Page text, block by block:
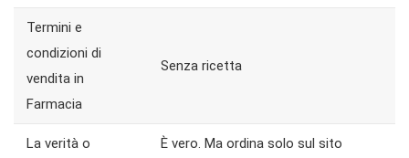
Termini e
condizioni di
vendita in
Farmacia
Senza ricetta
La verità o
È vero. Ma ordina solo sul sito